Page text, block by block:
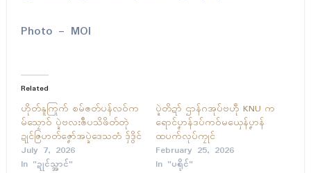
Photo – MOI
Related
ဟိုတ်နူကြုက် စမ်ၜတ်ပန်လဝ်က
မ်သၠောဝ် ပ္ဍဲဗလးၜဳပသိဖိတ်တုဲ
ဍုၚ်ဇြဟတ်ဇၞော်အပ္ဍဲဒေသတံ ဒှ်ဒွိၚ်
July 7, 2026
In "ဍုၚ်သ္အာၚ်"
ပ္ဍဲတိဍာ် ဌာန်ဂအုပ်ဗဟဵု KNU က
ရောၚ်ပၞာန်ဒပ်ကဝ်မယှေန်ပၞာန်
ထပက်လုပ်ကၠုၚ်
February 25, 2026
In "ပရိုၚ်"